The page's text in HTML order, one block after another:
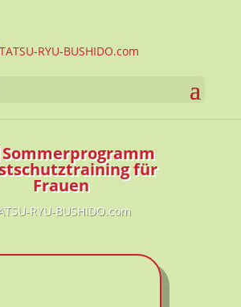
für
Frauen
RYU-BUSHIDO.com